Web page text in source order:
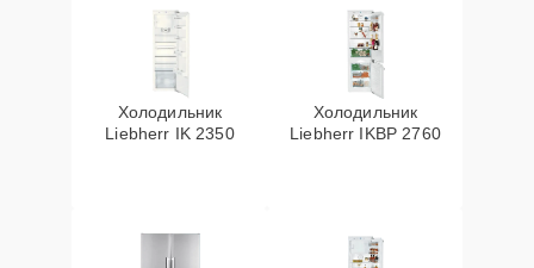
Холодильник
Liebherr IK 2350
Холодильник
Liebherr IKBP 2760